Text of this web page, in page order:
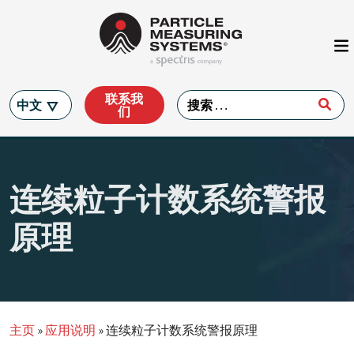
Main Navigation
中文
联系我
们
Search for:
连续粒子计数系统警报
原理
主页 » 应用说明 »连续粒子计数系统警报原理